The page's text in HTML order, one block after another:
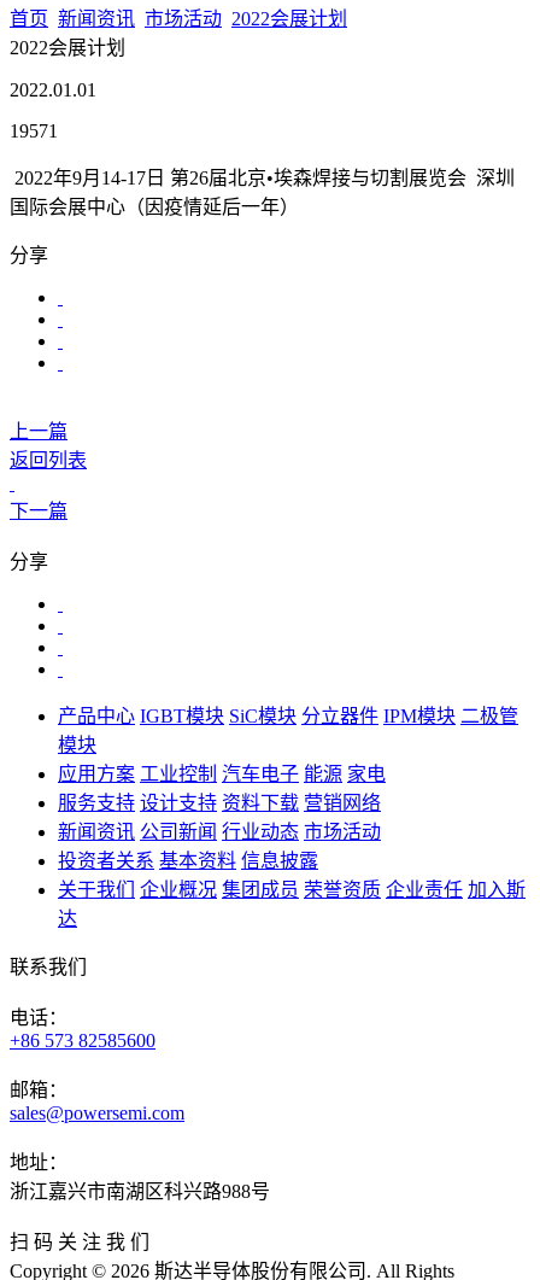
首页 新闻资讯 市场活动 2022会展计划
2022会展计划
2022.01.01
19571
2022年9月14-17日 第26届北京•埃森焊接与切割展览会 深圳
国际会展中心（因疫情延后一年）
分享
上一篇
返回列表
下一篇
分享
产品中心 IGBT模块 SiC模块 分立器件 IPM模块 二极管
模块
应用方案 工业控制 汽车电子 能源 家电
服务支持 设计支持 资料下载 营销网络
新闻资讯 公司新闻 行业动态 市场活动
投资者关系 基本资料 信息披露
关于我们
企业概况 集团成员 荣誉资质 企业责任 加入斯
达
联系我们
电话：
+86 573 82585600
邮箱：
sales@powersemi.com
地址：
浙江嘉兴市南湖区科兴路988号
扫 码 关 注 我 们
Copyright © 2026 斯达半导体股份有限公司. All Rights